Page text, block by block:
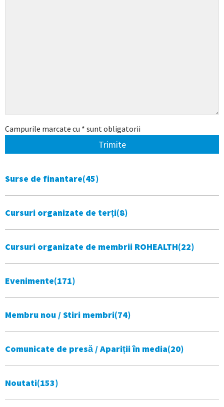
Campurile marcate cu * sunt obligatorii
Trimite
Surse de finantare(45)
Cursuri organizate de terți(8)
Cursuri organizate de membrii ROHEALTH(22)
Evenimente(171)
Membru nou / Stiri membri(74)
Comunicate de presă / Apariții în media(20)
Noutati(153)